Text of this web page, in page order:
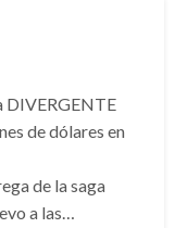
DIVERGENTE
de dólares en
de la saga
a las…